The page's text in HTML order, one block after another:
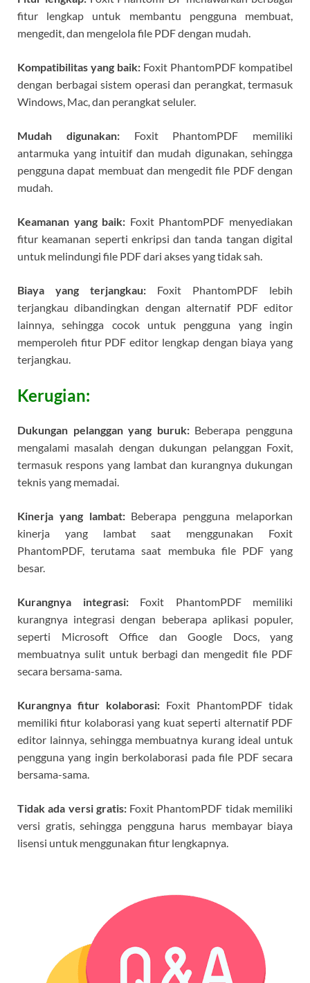
fitur lengkap untuk membantu pengguna membuat,
mengedit, dan mengelola file PDF dengan mudah.
Kompatibilitas yang baik: Foxit PhantomPDF kompatibel
dengan berbagai sistem operasi dan perangkat, termasuk
Windows, Mac, dan perangkat seluler.
Mudah digunakan:Foxit PhantomPDF memiliki
antarmuka yang intuitif dan mudah digunakan, sehingga
pengguna dapat membuat dan mengedit file PDF dengan
mudah.
Keamanan yang baik: Foxit PhantomPDF menyediakan
fitur keamanan seperti enkripsi dan tanda tangan digital
untuk melindungi file PDF dari akses yang tidak sah.
Biaya yang terjangkau: Foxit PhantomPDF lebih
terjangkau dibandingkan dengan alternatif PDF editor
lainnya, sehingga cocok untuk pengguna yang ingin
memperoleh fitur PDF editor lengkap dengan biaya yang
terjangkau.
Kerugian:
Dukungan pelanggan yang buruk:Beberapa pengguna
mengalami masalah dengan dukungan pelanggan Foxit,
termasuk respons yang lambat dan kurangnya dukungan
teknis yang memadai.
Kinerja yang lambat:Beberapa pengguna melaporkan
kinerja yang lambat saat menggunakan Foxit
PhantomPDF, terutama saat membuka file PDF yang
besar.
Kurangnya integrasi:Foxit PhantomPDF memiliki
kurangnya integrasi dengan beberapa aplikasi populer,
seperti Microsoft Office dan Google Docs, yang
membuatnya sulit untuk berbagi dan mengedit file PDF
secara bersama-sama.
Kurangnya fitur kolaborasi: Foxit PhantomPDF tidak
memiliki fitur kolaborasi yang kuat seperti alternatif PDF
editor lainnya, sehingga membuatnya kurang ideal untuk
pengguna yang ingin berkolaborasi pada file PDF secara
bersama-sama.
Tidak ada versi gratis:Foxit PhantomPDF tidak memiliki
versi gratis, sehingga pengguna harus membayar biaya
lisensi untuk menggunakan fitur lengkapnya.